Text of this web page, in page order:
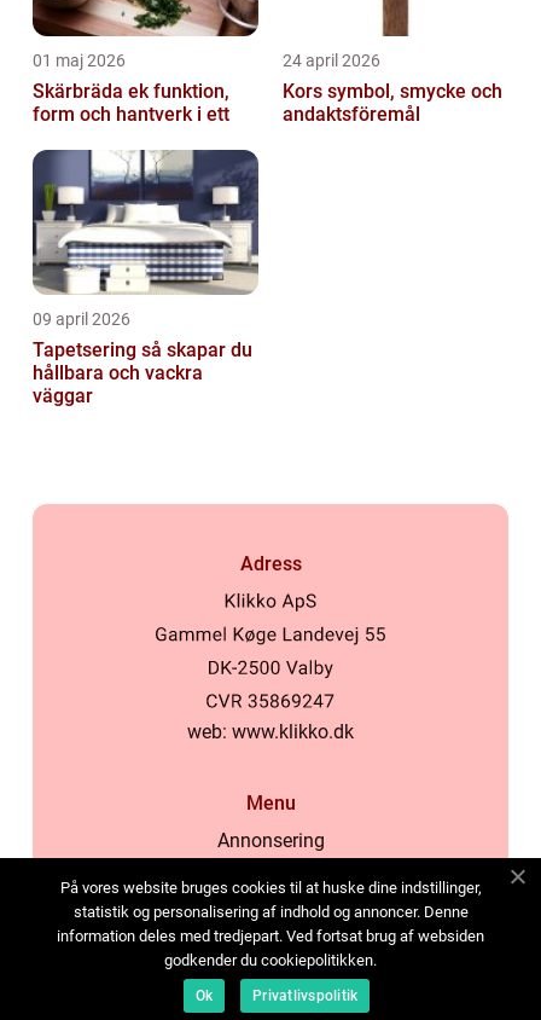
01 maj 2026
Skärbräda ek funktion,
form och hantverk i ett
24 april 2026
Kors symbol, smycke och
andaktsföremål
09 april 2026
Tapetsering så skapar du
hållbara och vackra
väggar
Adress
web: www.klikko.dk
Menu
Annonsering
Cookies
Kontakta oss
Sitemap
På vores website bruges cookies til at huske dine indstillinger,
statistik og personalisering af indhold og annoncer. Denne
information deles med tredjepart. Ved fortsat brug af websiden
godkender du cookiepolitikken.
Ok Privatlivspolitik